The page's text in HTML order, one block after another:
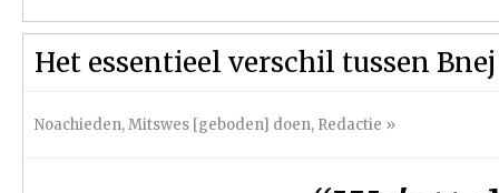
Het essentieel verschil tussen
Noachieden,Mitswes [geboden] doen, Redactie »